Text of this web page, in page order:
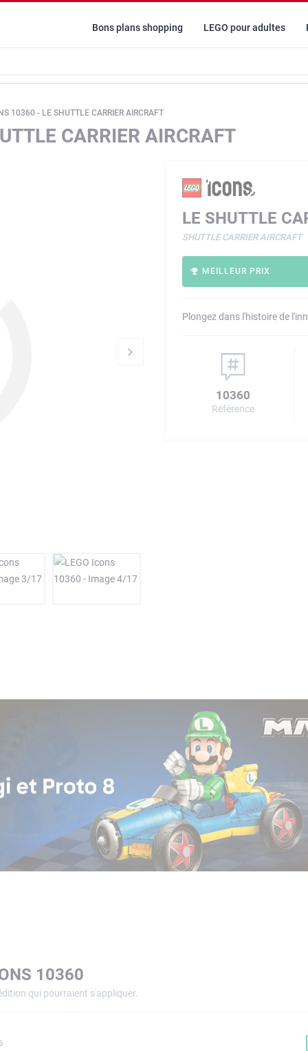
Bons plans shopping LEGO pour adultes
10360 - LE SHUTTLE CARRIER AIRCRAFT
CARRIER AIRCRAFT
LE SHUTTLE
SHUTTLE CARRIER AIRCRAFT
MEILLEUR PRIX
Plongez dans l'histoire de
10360
Référence
10360
qui pourraient s'appliquer.